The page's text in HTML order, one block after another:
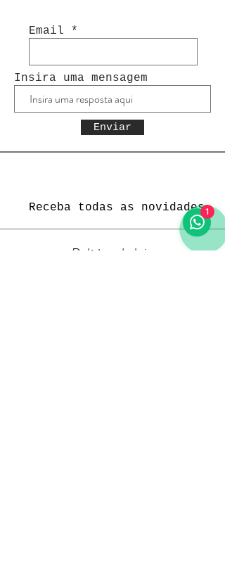
Email
Insira uma mensagem
Enviar
Receba todas as novidades
Política da loja
1